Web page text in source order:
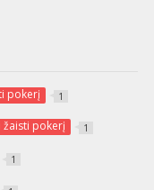
pokerį 1
pokerį 1
1